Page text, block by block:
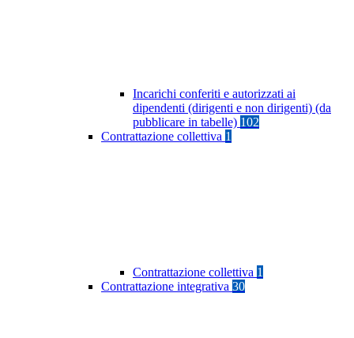
Incarichi conferiti e autorizzati ai
dipendenti (dirigenti e non dirigenti) (da
pubblicare in tabelle) 102
Contrattazione collettiva 1
Contrattazione collettiva 1
Contrattazione integrativa 30